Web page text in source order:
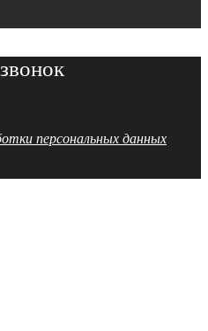
персональных данных